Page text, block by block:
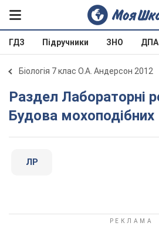
ГДЗ Підручники ЗНО ДПА
Біологія 7 клас О.А. Андерсон 2012
Раздел Лабораторні роботи.
Будова мохоподібних
ЛР